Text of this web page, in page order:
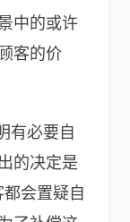
中的或许
客的价
有必要自
的决定是
会置疑自